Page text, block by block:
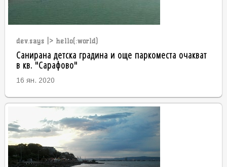
dev.says |> hello(:world)
Санирана детска градина и още паркоместа очакват
в кв. "Сарафово"
16 ян. 2020